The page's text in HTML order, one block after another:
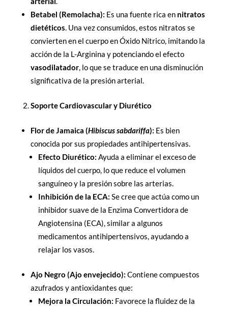
Betabel (Remolacha): Es una fuente rica en nitratos
dietéticos. Una vez consumidos, estos nitratos se
convierten en el cuerpo en Óxido Nítrico, imitando la
acción de la L-Arginina y potenciando el efecto
vasodilatador, lo que se traduce en una disminución
significativa de la presión arterial.
Soporte Cardiovascular y Diurético
Flor de Jamaica (Hibiscus sabdariffa): Es bien
conocida por sus propiedades antihipertensivas.
Efecto Diurético: Ayuda a eliminar el exceso de
líquidos del cuerpo, lo que reduce el volumen
sanguíneo y la presión sobre las arterias.
Inhibición de la ECA: Se cree que actúa como un
inhibidor suave de la Enzima Convertidora de
Angiotensina (ECA), similar a algunos
medicamentos antihipertensivos, ayudando a
relajar los vasos.
Ajo Negro (Ajo envejecido): Contiene compuestos
azufrados y antioxidantes que:
Mejora la Circulación: Favorece la fluidez de la